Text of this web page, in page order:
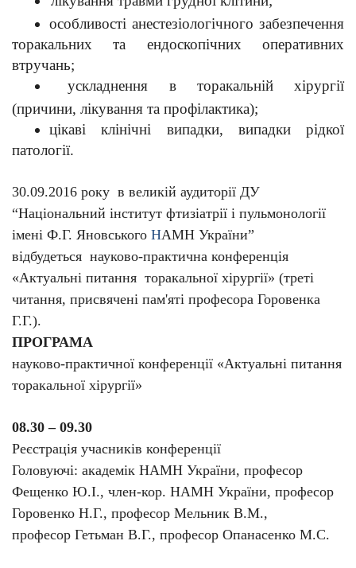
особливості анестезіологічного забезпечення
торакальних та ендоскопічних оперативних
втручань;
ускладнення в торакальній хірургії
(причини, лікування та профілактика);
цікаві клінічні випадки, випадки рідкої
патології.
30.09.2016 року в великій аудиторії ДУ
“Національний інститут фтизіатрії і пульмонології
імені Ф.Г. Яновського НАМН України”
відбудеться науково-практична конференція
«Актуальні питання торакальної хірургії» (треті
читання, присвячені пам'яті професора Горовенка
Г.Г.).
ПРОГРАМА
науково-практичної конференції «Актуальні питання
торакальної хірургії»
08.30 – 09.30
Реєстрація учасників конференції
Головуючі: академік НАМН України, професор
Фещенко Ю.І., член-кор. НАМН України, професор
Горовенко Н.Г., професор Мельник В.М.,
професор Гетьман В.Г., професор Опанасенко М.С.